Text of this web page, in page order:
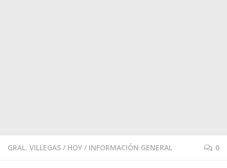
GRAL. VILLEGAS / HOY / INFORMACIÓN GENERAL 0